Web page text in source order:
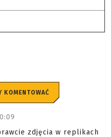
KOMENTOWAĆ
zdjęcia w replikach